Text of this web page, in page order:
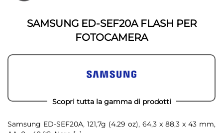
galleria
immaginiSAMSUNG ED-SEF20A FLASH PER
FOTOCAMERA
Scopri tutta la gamma di prodotti
Samsung ED-SEF20A, 121,7g (4.29 oz), 64,3 x 88,3 x 43 mm,